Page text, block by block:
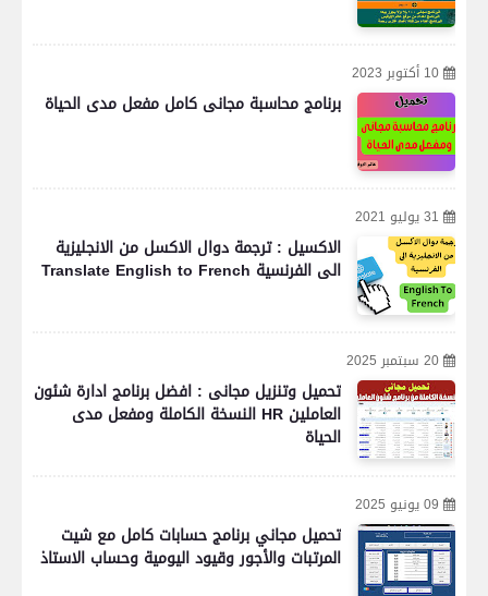
10 أكتوبر 2023
برنامج محاسبة مجانى كامل مفعل مدى الحياة
31 يوليو 2021
الاكسيل : ترجمة دوال الاكسل من الانجليزية
الى الفرنسية Translate English to French
20 سبتمبر 2025
تحميل وتنزيل مجانى : افضل برنامج ادارة شئون
العاملين HR النسخة الكاملة ومفعل مدى
الحياة
09 يونيو 2025
تحميل مجاني برنامج حسابات كامل مع شيت
المرتبات والأجور وقيود اليومية وحساب الاستاذ